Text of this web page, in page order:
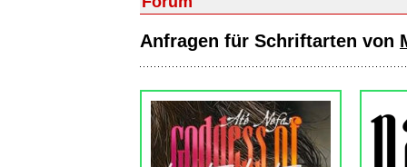
Anfragen für Schriftarten von